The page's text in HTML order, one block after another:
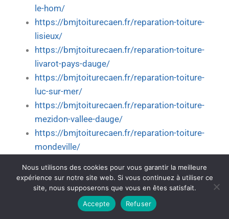
le-hom/
https://bmjtoiturecaen.fr/reparation-toiture-
lisieux/
https://bmjtoiturecaen.fr/reparation-toiture-
livarot-pays-dauge/
https://bmjtoiturecaen.fr/reparation-toiture-
luc-sur-mer/
https://bmjtoiturecaen.fr/reparation-toiture-
mezidon-vallee-dauge/
https://bmjtoiturecaen.fr/reparation-toiture-
mondeville/
moult-chicheboville/
https://bmjtoiturecaen.fr/reparation-toiture-
ouistreham/
Nous utilisons des cookies pour vous garantir la meilleure
expérience sur notre site web. Si vous continuez à utiliser ce
site, nous supposerons que vous en êtes satisfait.
Accepte
Refuser